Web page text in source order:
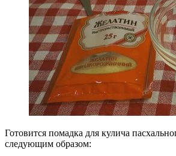
Готовится помадка для кулича
следующим образом: